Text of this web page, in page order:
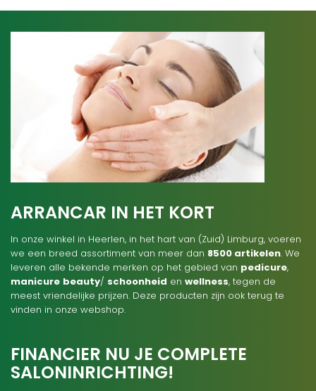
ARRANCAR IN HET KORT
In onze winkel in Heerlen, in het hart van (Zuid) Limburg, voeren
we een breed assortiment van meer dan 8500 artikelen. We
leveren alle bekende merken op het gebied van pedicure,
manicure beauty/ schoonheid en wellness, tegen de
meest vriendelijke prijzen. Deze producten zijn ook terug te
vinden in onze webshop.
FINANCIER NU JE COMPLETE
SALONINRICHTING!